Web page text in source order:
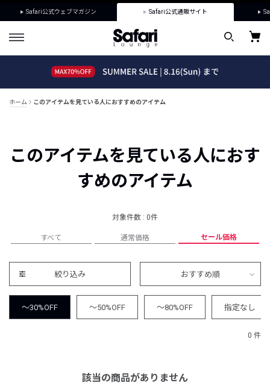
Safari公式ウェブマガジン Safari公式通販サイト
ホーム このアイテムを見ている人におすすめのアイテム
このアイテムを見ている人におす
すめのアイテム
対象件数 : 0件
すべて 通常価格 セール価格
絞り込み おすすめ順
～30%OFF ～50%OFF ～80%OFF 指定なし
0 件
該当の商品がありません